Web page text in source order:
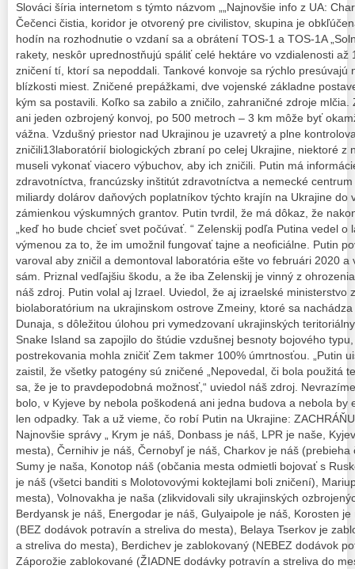
Slováci šíria internetom s týmto názvom „„Najnovšie info z UA:
Čečenci čistia, koridor je otvorený pre civilistov, skupina je
hodín na rozhodnutie o vzdaní sa a obrátení TOS-1 a TOS-1A
rakety, neskôr uprednostňujú spáliť celé hektáre vo vzdialenosti až
zničení tí, ktorí sa nepoddali. Tankové konvoje sa rýchlo presúvajú
blízkosti miest. Zničené prepážkami, dve vojenské základne
kým sa postavili. Koľko sa zabilo a zničilo, zahraničné zdroje
ani jeden ozbrojený konvoj, po 500 metroch – 3 km môže byť
vážna. Vzdušný priestor nad Ukrajinou je uzavretý a plne
zničili13laboratórií biologických zbraní po celej Ukrajine, niektoré z
museli vykonať viacero výbuchov, aby ich zničili. Putin má
zdravotníctva, francúzsky inštitút zdravotníctva a nemecké
miliardy dolárov daňových poplatníkov týchto krajín na Ukrajine do
zámienkou výskumných grantov. Putin tvrdil, že má dôkaz, že
„keď ho bude chcieť svet počúvať. “ Zelenskij podľa Putina vedel
výmenou za to, že im umožnil fungovať tajne a neoficiálne. Putin
varoval aby zničil a demontoval laboratória ešte vo februári 2020
sám. Priznal vedľajšiu škodu, a že iba Zelenskij je vinný z
náš zdroj. Putin volal aj Izrael. Uviedol, že aj izraelské ministerstvo
biolaboratórium na ukrajinskom ostrove Zmeiny, ktoré sa
Dunaja, s dôležitou úlohou pri vymedzovaní ukrajinských
Snake Island sa zapojilo do štúdie vzdušnej besnoty bojového
postrekovania mohla zničiť Zem takmer 100% úmrtnosťou. „Putin
zaistil, že všetky patogény sú zničené „Nepovedal, či bola použitá
sa, že je to pravdepodobná možnosť,“ uviedol náš zdroj.
bolo, v Kyjeve by nebola poškodená ani jedna budova a nebola by
len odpadky. Tak a už vieme, čo robí Putin na Ukrajine:
Najnovšie správy „ Krym je náš, Donbass je náš, LPR je naše,
mesta), Černihiv je náš, Černobyľ je náš, Charkov je náš
Sumy je naša, Konotop náš (občania mesta odmietli bojovať s
je náš (všetci banditi s Molotovovými koktejlami boli zničení),
mesta), Volnovakha je naša (zlikvidovali sily ukrajinských
Berdyansk je náš, Energodar je náš, Gulyaipole je náš, Korosten
(BEZ dodávok potravín a streliva do mesta), Belaya Tserkov je
a streliva do mesta), Berdichev je zablokovaný (NEBEZ dodávok
Záporožie zablokované (ŽIADNE dodávky potravín a streliva do